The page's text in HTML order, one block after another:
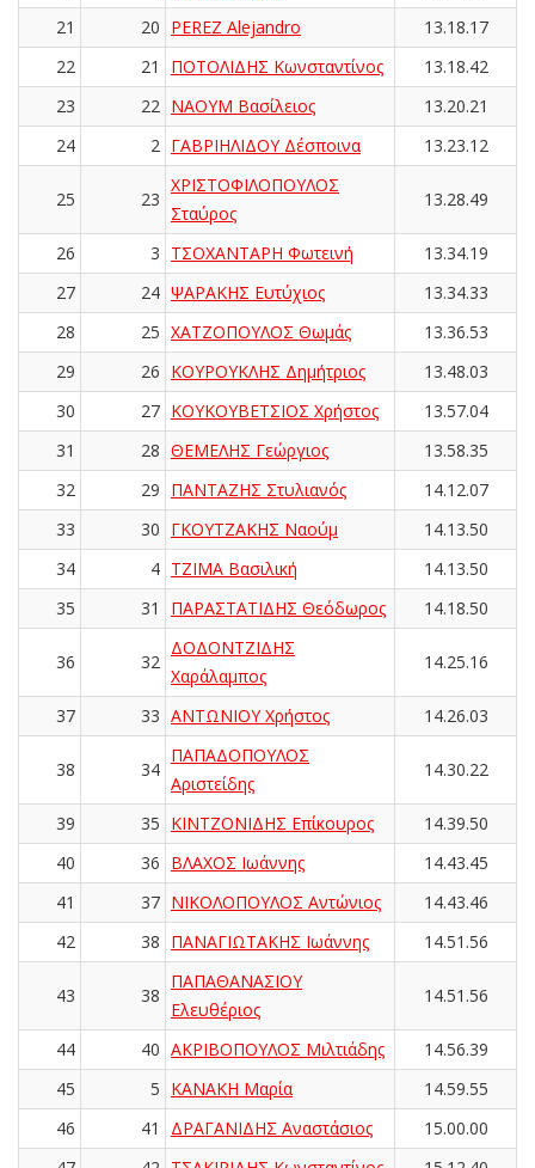
21
20 PEREZ Alejandro
13.18.17
22
21 ΠΟΤΟΛΙΔΗΣ Κωνσταντίνος
13.18.42
23
22 ΝΑΟΥΜ Βασίλειος
13.20.21
24
2 ΓΑΒΡΙΗΛΙΔΟΥ Δέσποινα 13.23.12
25 23
ΧΡΙΣΤΟΦΙΛΟΠΟΥΛΟΣ
Σταύρος
13.28.49
26 3 ΤΣΟΧΑΝΤΑΡΗ Φωτεινή
13.34.19
27
24 ΨΑΡΑΚΗΣ Ευτύχιος
13.34.33
28
25 ΧΑΤΖΟΠΟΥΛΟΣ Θωμάς
13.36.53
29
26 ΚΟΥΡΟΥΚΛΗΣ Δημήτριος
13.48.03
30
27 ΚΟΥΚΟΥΒΕΤΣΙΟΣ Χρήστος
13.57.04
31
28 ΘΕΜΕΛΗΣ Γεώργιος
13.58.35
32
29 ΠΑΝΤΑΖΗΣ Στυλιανός
14.12.07
33
30 ΓΚΟΥΤΖΑΚΗΣ Ναούμ
14.13.50
34
4 ΤΖΙΜΑ Βασιλική
14.13.50
35
31 ΠΑΡΑΣΤΑΤΙΔΗΣ Θεόδωρος 14.18.50
36 32
ΔΟΔΟΝΤΖΙΔΗΣ
Χαράλαμπος
14.25.16
37 33 ΑΝΤΩΝΙΟΥ Χρήστος 14.26.03
38 34
ΠΑΠΑΔΟΠΟΥΛΟΣ
Αριστείδης
14.30.22
39 35 ΚΙΝΤΖΟΝΙΔΗΣ Επίκουρος
14.39.50
40
36 ΒΛΑΧΟΣ Ιωάννης
14.43.45
41
37 ΝΙΚΟΛΟΠΟΥΛΟΣ Αντώνιος
14.43.46
42
38 ΠΑΝΑΓΙΩΤΑΚΗΣ Ιωάννης 14.51.56
43 38
ΠΑΠΑΘΑΝΑΣΙΟΥ
Ελευθέριος
14.51.56
44 40 ΑΚΡΙΒΟΠΟΥΛΟΣ Μιλτιάδης
14.56.39
45
5 ΚΑΝΑΚΗ Μαρία
14.59.55
46
41 ΔΡΑΓΑΝΙΔΗΣ Αναστάσιος
15.00.00